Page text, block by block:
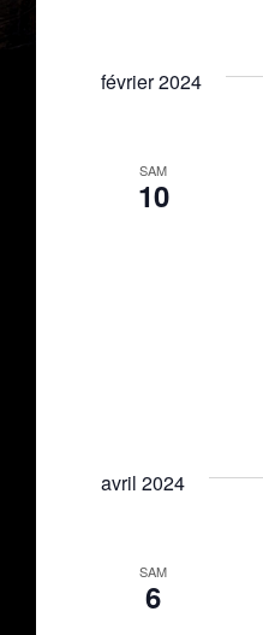
février 2024
SAM
10
avril 2024
SAM
6